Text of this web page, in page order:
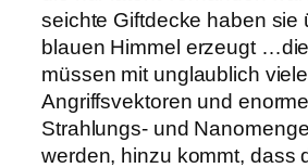
seichte Giftdecke haben sie
blauen Himmel erzeugt
müssen mit unglaublich
Angriffsvektoren und
Strahlungs- und
werden, hinzu kommt, dass